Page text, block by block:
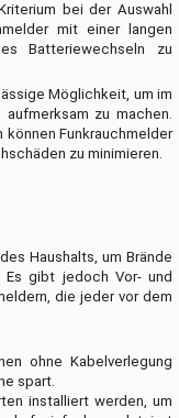
bei der Auswahl
mit einer langen
Batteriewechseln zu
Möglichkeit, um im
zu machen.
Funkrauchmelder
zu minimieren.
Haushalts, um Brände
gibt jedoch Vor- und
die jeder vor dem
ohne Kabelverlegung
spart.
installiert werden, um